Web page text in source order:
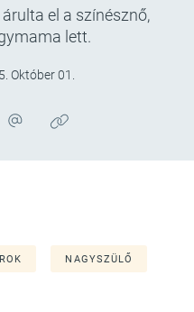
el a színésznő,
lett.
Október 01.
NAGYSZÜLŐ